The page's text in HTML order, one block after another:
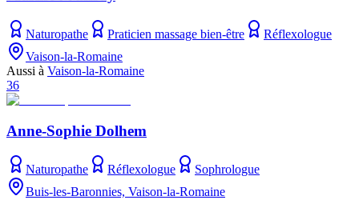
Naturopathe Praticien massage bien-être
Réflexologue
Vaison-la-Romaine
Aussi à Vaison-la-Romaine
36
Anne-Sophie Dolhem
Naturopathe Réflexologue
Sophrologue
Buis-les-Baronnies, Vaison-la-Romaine